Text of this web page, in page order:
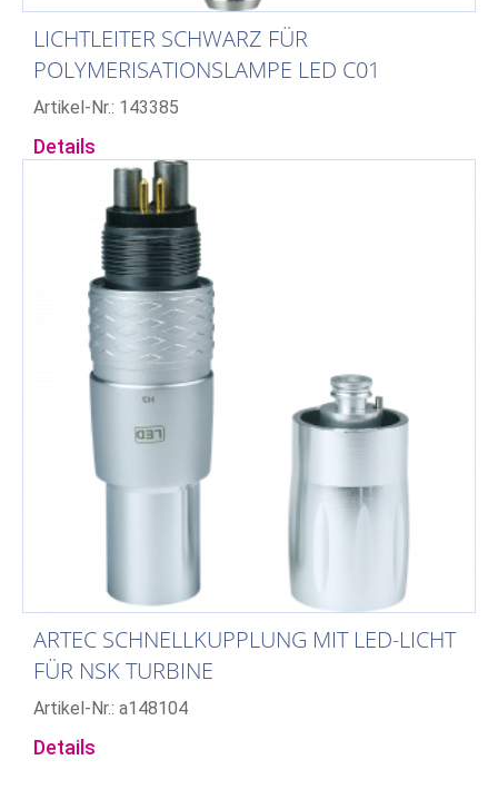
LICHTLEITER SCHWARZ FÜR
POLYMERISATIONSLAMPE LED C01
Artikel-Nr.: 143385
Details
ARTEC SCHNELLKUPPLUNG MIT LED-LICHT
FÜR NSK TURBINE
Artikel-Nr.: a148104
Details